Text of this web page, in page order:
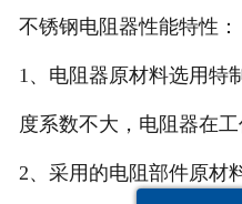
不锈钢电阻器性能特性：
1、电阻器原材料选用特
度系数不大，电阻器在工
2、采用的电阻部件原材